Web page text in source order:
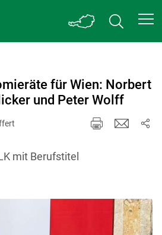
für Wien: Norbert
und Peter Wolff
mit Berufstitel